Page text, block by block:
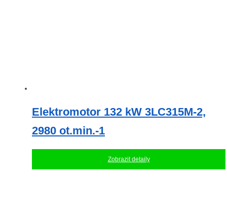
Elektromotor 132 kW 3LC315M-2,
2980 ot.min.-1
Zobrazit detaily